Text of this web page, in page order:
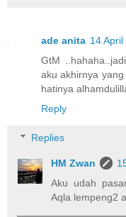
ade anita 14
GtM
aku akhirnya
hatinya
Reply
Replies
HM Zwan
Aku udah
Aqla lempeng2